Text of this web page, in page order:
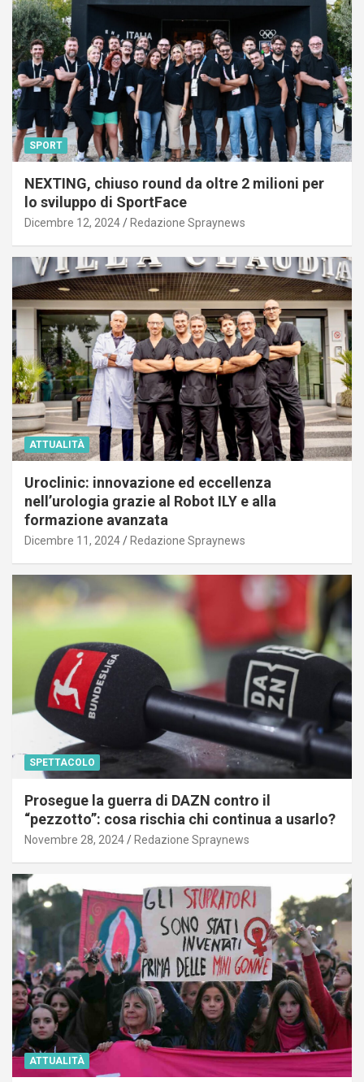
SPORT
NEXTING, chiuso round da oltre 2 milioni per
lo sviluppo di SportFace
Dicembre 12, 2024 Redazione Spraynews
ATTUALITÀ
Uroclinic: innovazione ed eccellenza
nell’urologia grazie al Robot ILY e alla
formazione avanzata
Dicembre 11, 2024 Redazione Spraynews
SPETTACOLO
Prosegue la guerra di DAZN contro il
“pezzotto”: cosa rischia chi continua a usarlo?
Novembre 28, 2024 Redazione Spraynews
ATTUALITÀ